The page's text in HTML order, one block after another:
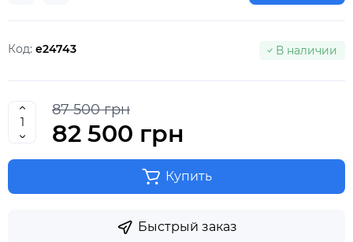
Код: e24743 В наличии
87 500 грн
82 500 грн
Купить
Быстрый заказ